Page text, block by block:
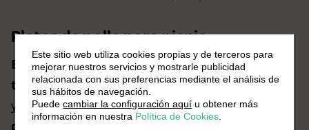
Platos de pollo para picnic
El pollo es una proteína versátil y fácil de
transportar, perfecta para preparar platos fríos
y ligeros.Su sabor suave se adapta bien a
diferentes tipos de aderezos
Este sitio web utiliza cookies propias y de terceros para
mejorar nuestros servicios y mostrarle publicidad
relacionada con sus preferencias mediante el análisis de
sus hábitos de navegación.
Puedecambiar la configuración aquí u obtener más
información en nuestra Política de Cookies